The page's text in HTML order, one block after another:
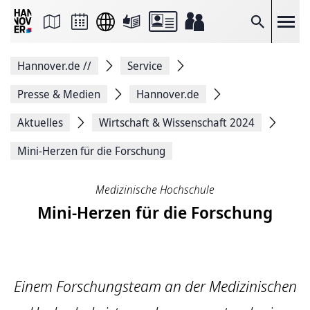
Suche
Seite
Facebook
teilen
Seitenlink
Seite
Hannover.de //
Service
Presse & Medien
Hannover.de
Aktuelles
Wirtschaft & Wissenschaft 2024
Mini-Herzen für die Forschung
Medizinische Hochschule
Mini-Herzen für die Forschung
Einem Forschungsteam an der Medizinischen